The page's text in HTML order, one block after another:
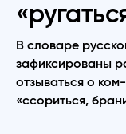
В словаре
зафиксированы
отзываться о
«ссориться,